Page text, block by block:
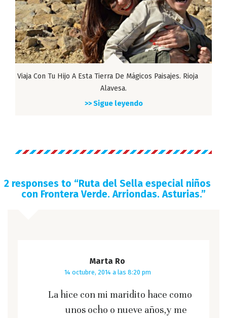
Viaja Con Tu Hijo A Esta Tierra De Mágicos Paisajes. Rioja
Alavesa.
>> Sigue leyendo
2 responses to “Ruta del Sella especial niños
con Frontera Verde. Arriondas. Asturias.”
Marta Ro
14 octubre, 2014 a las 8:20 pm
La hice con mi maridito hace como
unos ocho o nueve años,y me